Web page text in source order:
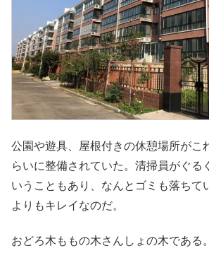
公園や遊具、屋根付きの休憩場所がこ
らいに整備されていた。清掃員がぐる
いうこともあり、なんとゴミも落ちて
よりもキレイなのだ。
おどろ木ももの木さんしょの木である。